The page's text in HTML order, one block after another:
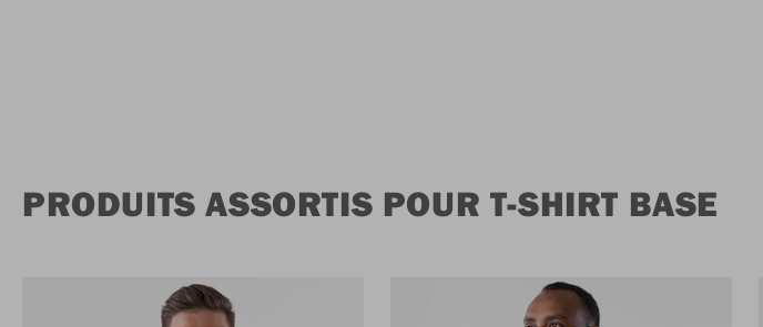
PRODUITS ASSORTIS POUR T-SHIRT BASE